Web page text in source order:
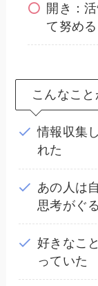
開き：
て努め
こんなこ
情報収集
れた
あの人は
思考がぐ
好きなこ
っていた